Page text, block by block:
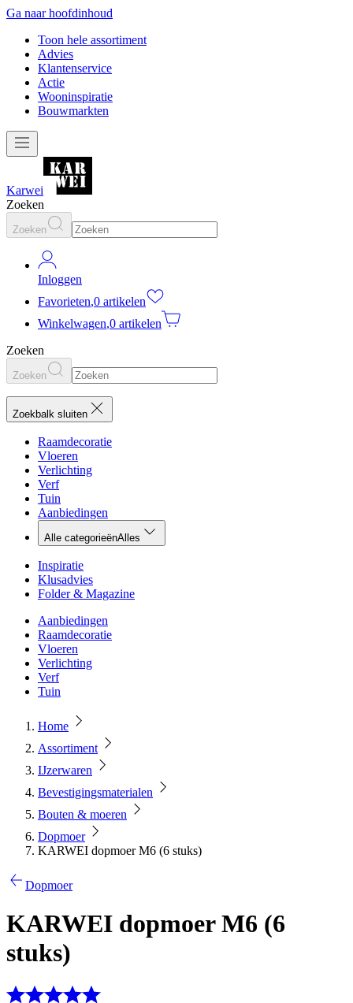
Ga naar hoofdinhoud
Toon hele assortiment
Advies
Klantenservice
Actie
Wooninspiratie
Bouwmarkten
Karwei
Zoeken
Zoeken
Inloggen
Favorieten,0 artikelen
Winkelwagen,0 artikelen
Zoeken
Zoeken
Zoekbalk sluiten
Raamdecoratie
Vloeren
Verlichting
Verf
Tuin
Aanbiedingen
Alle categorieënAlles
Inspiratie
Klusadvies
Folder & Magazine
Aanbiedingen
Raamdecoratie
Vloeren
Verlichting
Verf
Tuin
Home
Assortiment
IJzerwaren
Bevestigingsmaterialen
Bouten & moeren
Dopmoer
KARWEI dopmoer M6 (6 stuks)
Dopmoer
KARWEI dopmoer M6 (6
stuks)